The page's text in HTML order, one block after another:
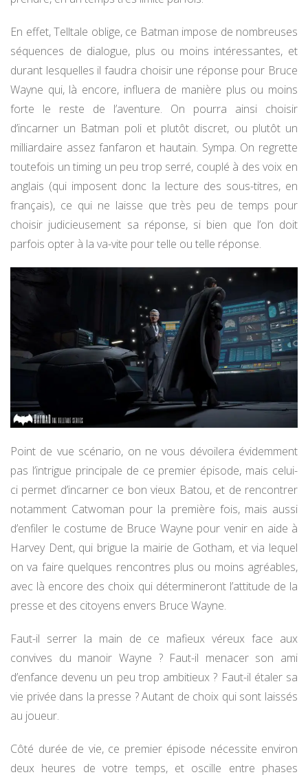
En effet, Telltale oblige, ce Batman impose de nombreuses
séquences de dialogue, plus ou moins intéressantes, et
durant lesquelles il faudra choisir une réponse pour Bruce
Wayne qui, là encore, influera de manière plus ou moins
forte le reste de l’aventure. On pourra ainsi choisir
d’incarner un Batman poli et plutôt discret, ou plutôt un
milliardaire assez fanfaron et hautain. Sympa. On regrette
toutefois un timing un peu trop serré, couplé à des voix en
anglais (qui imposent donc la lecture des sous-titres, en
français), ce qui ne laisse que très peu de temps pour
choisir judicieusement sa réponse, si bien que l’on doit
parfois opter à la va-vite pour telle ou telle réponse.
Point de vue scénario, on ne vous dévoilera évidemment
pas l’intrigue principale de ce premier épisode, mais celui-
ci permet d’incarner ce bon vieux Batou, et de rencontrer
notamment Catwoman pour la première fois, mais aussi
d’enfiler le costume de Bruce Wayne pour venir en aide à
Harvey Dent, qui brigue la mairie de Gotham, et via lequel
on va faire quelques rencontres plus ou moins agréables,
avec là encore des choix qui détermineront l’attitude de la
presse et des citoyens envers Bruce Wayne.
Faut-il serrer la main de ce mafieux véreux face aux
convives du manoir Wayne ? Faut-il menacer son ami
d’enfance devenu un peu trop ambitieux ? Faut-il étaler sa
vie privée dans la presse ? Autant de choix qui sont laissés
au joueur.
Côté durée de vie, ce premier épisode nécessite environ
deux heures de votre temps, et oscille entre phases